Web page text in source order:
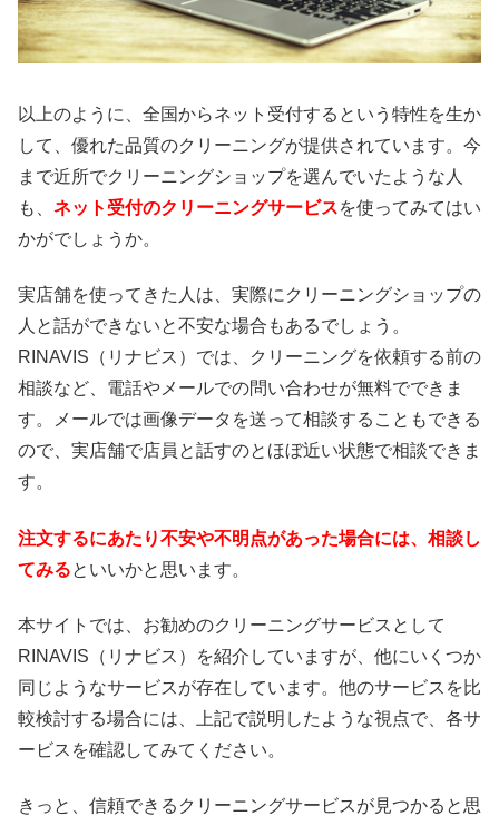
以上のように、全国からネット受付するという特性を生か
して、優れた品質のクリーニングが提供されています。今
まで近所でクリーニングショップを選んでいたような人
も、 ネット受付のクリーニングサービスを使ってみてはい
かがでしょうか。
実店舗を使ってきた人は、実際にクリーニングショップの
人と話ができないと不安な場合もあるでしょう。
RINAVIS（リナビス）では、クリーニングを依頼する前の
相談など、電話やメールでの問い合わせが無料でできま
す。メールでは画像データを送って相談することもできる
ので、実店舗で店員と話すのとほぼ近い状態で相談できま
す。
注文するにあたり不安や不明点があった場合には、相談し
てみるといいかと思います。
本サイトでは、お勧めのクリーニングサービスとして
RINAVIS（リナビス）を紹介していますが、他にいくつか
同じようなサービスが存在しています。他のサービスを比
較検討する場合には、上記で説明したような視点で、各サ
ービスを確認してみてください。
きっと、信頼できるクリーニングサービスが見つかると思